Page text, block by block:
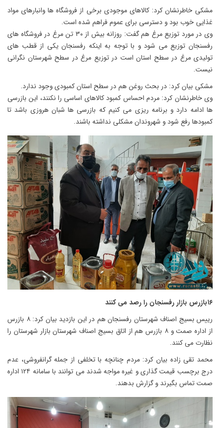
مشکی خاطرنشان کرد: کالاهای موجودی برخی از فروشگاه ها وانبارهای مواد
غذایی خوب بود و دسترسی برای عموم فراهم شده است.
وی در مورد توزیع مرغ هم گفت: روزانه بیش از ۳۰ تن مرغ در فروشگاه های
رفسنجان توزیع می شود و با توجه به اینکه رفسنجان یکی از قطب های
تولیدی مرغ در سطح استان است در توزیع مرغ در سطح شهرستان نگرانی
نیست.
مشکی بیان کرد: در بحث روغن هم در سطح استان کمبودی وجود ندارد.
وی خاطرنشان کرد: مردم احساس کمبود کالاهای اساسی را نکنند، این بازرسی
ها ادامه دارد و برنامه ریزی می کنیم که بازرسی ها شبان هروزی باشد تا
کمبودها رفع شود و شهروندان مشکلی نداشته باشند.
۱۶بازرس بازار رفسنجان را رصد می کنند
رییس بسیج اصناف شهرستان رفسنجان هم در این بازدید بیان کرد: ۸ بازرس
از اداره صمت و ۸ بازرس هم از اتاق بسیج اصناف شهرستان بازار شهرستان را
نظارت می کنند.
محمد تقی زاده بیان کرد: مردم چنانچه با تخلفی از جمله گرانفروشی، عدم
درج برچسب قیمت گذاری و غیره مواجه شدند می توانند با سامانه ۱۲۴ اداره
صمت تماس بگیرند و گزارش بدهند.